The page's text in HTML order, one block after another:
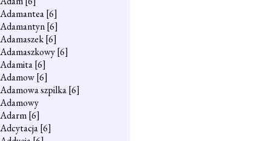
Adamantea[6]
Adamantyn[6]
Adamaszek[6]
Adamaszkowy[6]
Adamita[6]
Adamow[6]
Adamowa szpilka[6]
Adamowy
Adarm[6]
Adcytacja[6]